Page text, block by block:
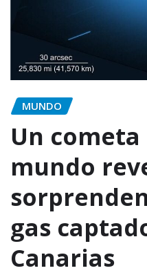
MUNDO
Un
mundo
gas
Canarias